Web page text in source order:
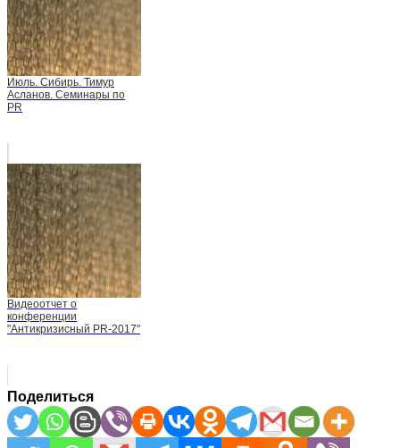
Июль. Сибирь. Тимур
Асланов. Семинары по
PR
Видеоотчет о
конференции
"Антикризисный PR-2017"
Поделиться